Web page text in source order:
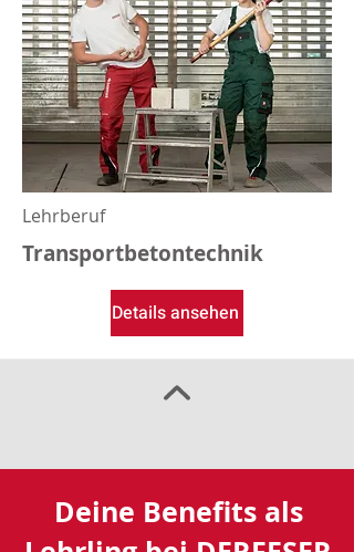
Lehrberuf
Transportbetontechnik
Details ansehen
Deine Benefits als